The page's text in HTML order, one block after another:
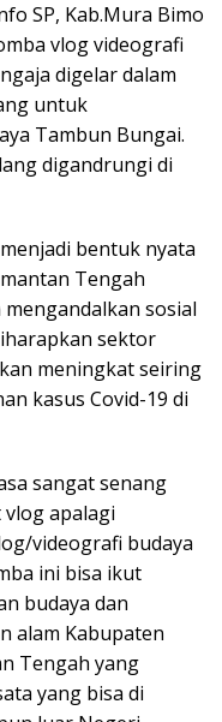
SP, Kab.Mura Bimo
vlog videografi
digelar dalam
untuk
Tambun Bungai.
digandrungi di
bentuk nyata
Tengah
sosial
sektor
meningkat seiring
kasus Covid-19 di
sangat senang
apalagi
videografi budaya
ini bisa ikut
budaya dan
alam Kabupaten
Tengah yang
yang bisa di